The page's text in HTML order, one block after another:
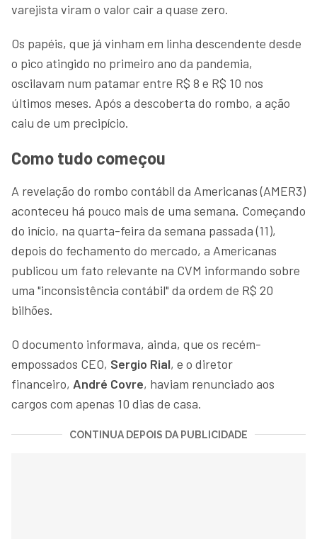
varejista viram o valor cair a quase zero.
Os papéis, que já vinham em linha descendente desde
o pico atingido no primeiro ano da pandemia,
oscilavam num patamar entre R$ 8 e R$ 10 nos
últimos meses. Após a descoberta do rombo, a ação
caiu de um precipício.
Como tudo começou
A revelação do rombo contábil da Americanas (AMER3)
aconteceu há pouco mais de uma semana. Começando
do início, na quarta-feira da semana passada (11),
depois do fechamento do mercado, a Americanas
publicou um fato relevante na CVM informando sobre
uma "inconsistência contábil" da ordem de R$ 20
bilhões.
O documento informava, ainda, que os recém-
empossados CEO, Sergio Rial, e o diretor
financeiro, André Covre, haviam renunciado aos
cargos com apenas 10 dias de casa.
CONTINUA DEPOIS DA PUBLICIDADE